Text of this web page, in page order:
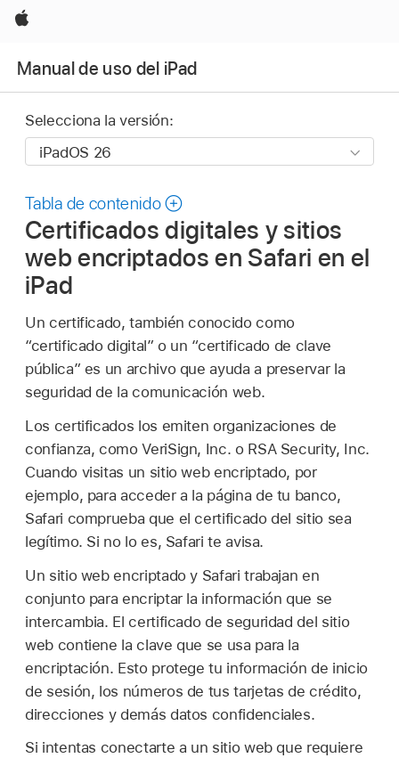
Apple
Manual de uso del iPad
Selecciona la versión:
Tabla de contenido
Certificados digitales y sitios
web encriptados en Safari en el
iPad
Un certificado, también conocido como
“certificado digital” o un “certificado de clave
pública” es un archivo que ayuda a preservar la
seguridad de la comunicación web.
Los certificados los emiten organizaciones de
confianza, como VeriSign, Inc. o RSA Security, Inc.
Cuando visitas un sitio web encriptado, por
ejemplo, para acceder a la página de tu banco,
Safari comprueba que el certificado del sitio sea
legítimo. Si no lo es, Safari te avisa.
Un sitio web encriptado y Safari trabajan en
conjunto para encriptar la información que se
intercambia. El certificado de seguridad del sitio
web contiene la clave que se usa para la
encriptación. Esto protege tu información de inicio
de sesión, los números de tus tarjetas de crédito,
direcciones y demás datos confidenciales.
Si intentas conectarte a un sitio web que requiere